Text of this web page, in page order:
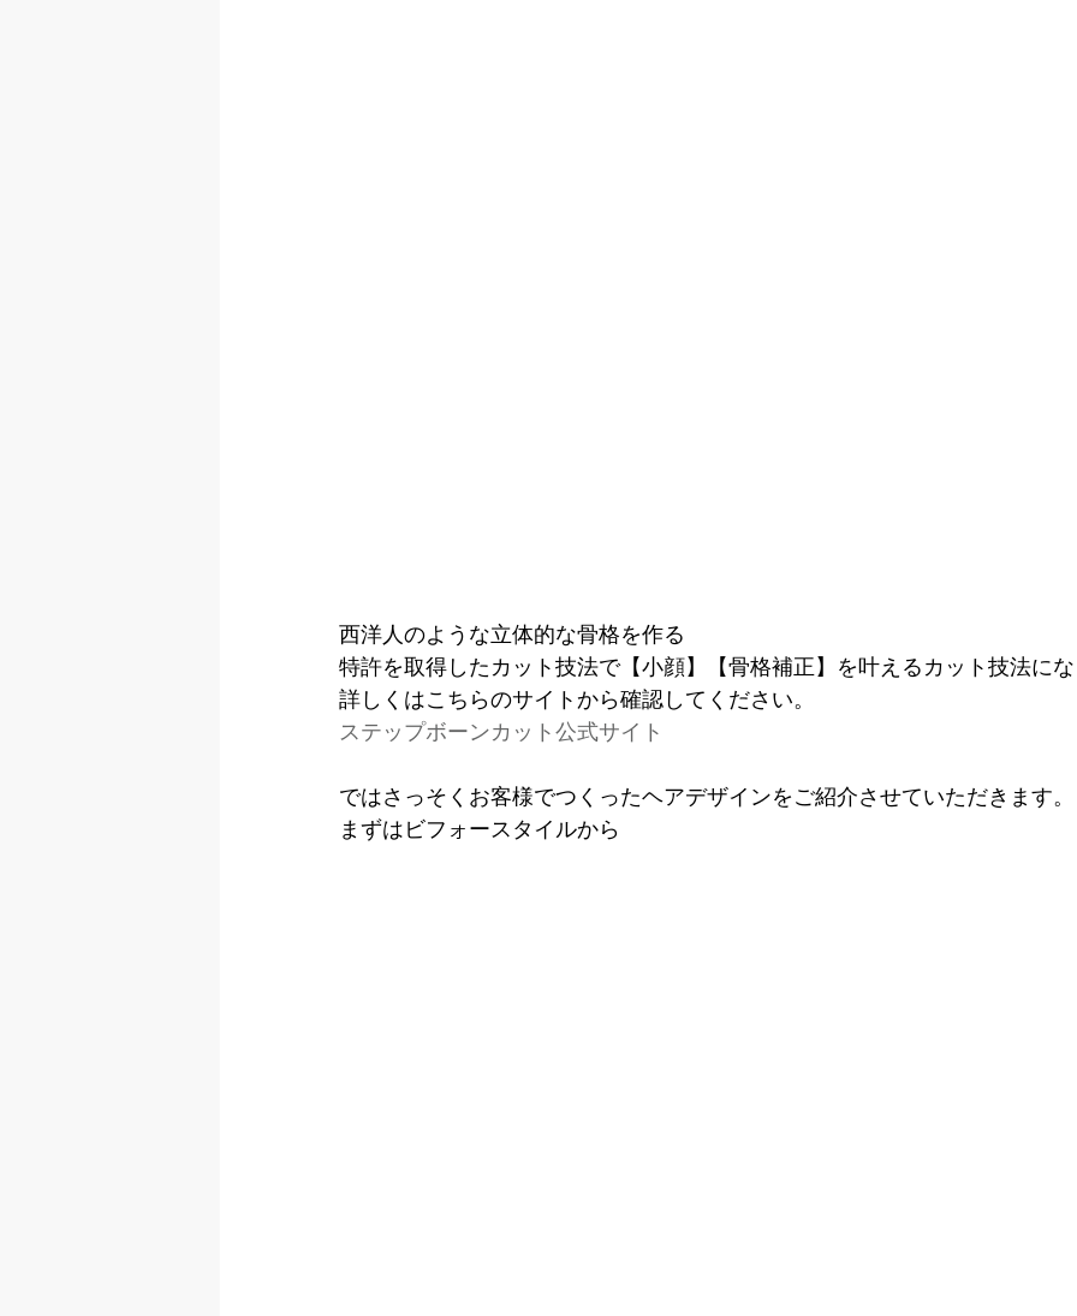
西洋人のような立体的な骨格を作る
特許を取得したカット技法で【小顔】【骨格補正】を叶えるカット技法に
詳しくはこちらのサイトから確認してください。
ステップボーンカット公式サイト
ではさっそくお客様でつくったヘアデザインをご紹介させていただきます。
まずはビフォースタイルから